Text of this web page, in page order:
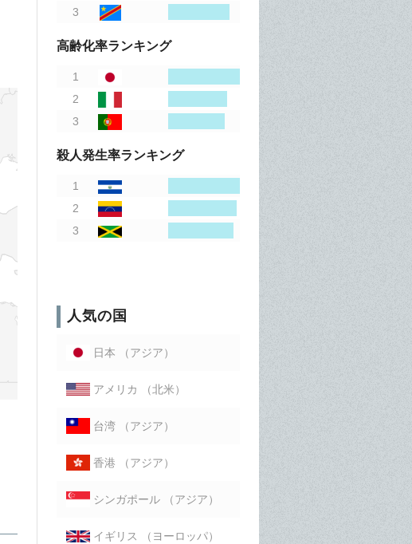
高齢化率ランキング
殺人発生率ランキング
人気の国
日本 （アジア）
アメリカ （北米）
台湾 （アジア）
香港 （アジア）
シンガポール （アジア）
イギリス （ヨーロッパ）